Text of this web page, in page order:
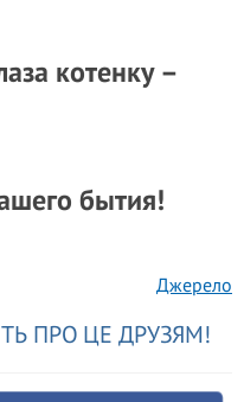
котенку –
бытия!
Джерело
ПРО ЦЕ ДРУЗЯМ!